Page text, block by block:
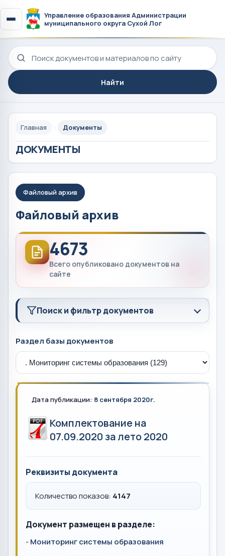
Управление образования Администрации
муниципального округа Сухой Лог
Поиск по сайту
Найти
Главная Документы
ДОКУМЕНТЫ
Файловый архив
Файловый архив
4673
Всего опубликовано документов на
сайте
Поиск и фильтр документов
Раздел базы документов
Дата публикации: 8 сентября 2020г.
Комплектование на
07.09.2020 за лето 2020
Реквизиты документа
Количество показов: 4147
Документ размещен в разделе:
-Мониторинг системы образования